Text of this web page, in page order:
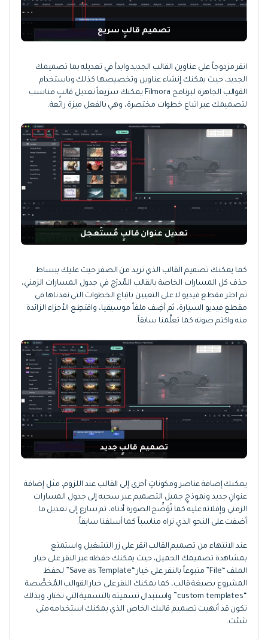
تصميم قالبٍ سريع
انقر مزدوجاً على عناوين القالب الجديد وابدأ في تعديله بما تصميمك
الجديد، حيث يمكنك إنشاء عناوين وتخصيصها كذلك وباستخدام
القوالب الجاهزة لبرنامج Filmora يمكنك سريعاً تعديل قالبٍ مناسب
لتصميمك عبر اتباع خطوات مختصرة، وهي بالفعل ميزة رائعة.
تعديل عنوان قالبٍ مُستَعجل
كما يمكنك تصميم القالب الذي تريد من الصفر حيث عليك ببساط
حذف كل المسارات الخاصة بالقالب المُدرَج في جدول المسارات الزمني،
ثم اختر مقطع فيديو لا على التعيين باتباع الخطوات التي نفذناها في
مقطع فيديو السيارة، ثم أضِف ملفاً موسيقيا، واقتطِع الأجزاء الزائدة
منه واكتم صوته كما تعلَّمنا سابقاً.
تصميم قالبٍ جديد
يمكنك إضافة عناصر ومكوناتٍ أخرى إلى القالب عند اللزوم، مثل إضافة
عنوانٍ جديد ونموذجٍ جميل التصميم عبر سحبه إلى جدول المسارات
الزمني وإفلاته عليه كما تُوَضِّح الصورة أدناه، ثم سارع إلى تعديل ما
أضفت على النحو الذي تراه مناسباً كما أسلفنا سابقاً.
عند الانتهاء من تصميم القالب انقر على زر التشغيل واستمتع
بمشاهدة تصميمك الجميل، حيث يمكنك حفظه عبر النقر على خيار
الملف “File” متبوعاً بالنقر على خيار “Save as Template” لحفظ
المشروع بصيغة قالب، كما يمكنك النقر على خيار القوالب المُخصَّصة
“custom templates” واستبدال تسميته بالتسمية التي تختار، وبذلك
تكون قد أنهيت تصميم قالبك الخاص الذي يمكنك استخدامه متى
شئت.